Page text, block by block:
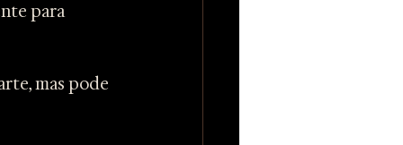
para
mas pode